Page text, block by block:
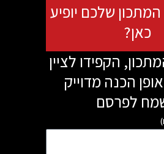
יופיע
לציין
מדוייק